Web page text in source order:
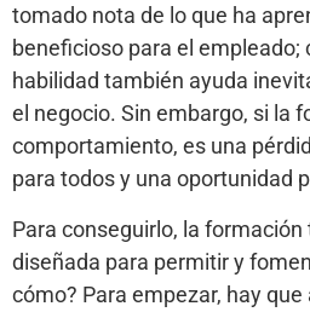
tomado nota de lo que ha
beneficioso para el empleado;
habilidad también ayuda
el negocio. Sin embargo, si la
comportamiento, es una
para todos y una oportunidad
Para conseguirlo, la
diseñada para permitir y
cómo? Para empezar, hay que